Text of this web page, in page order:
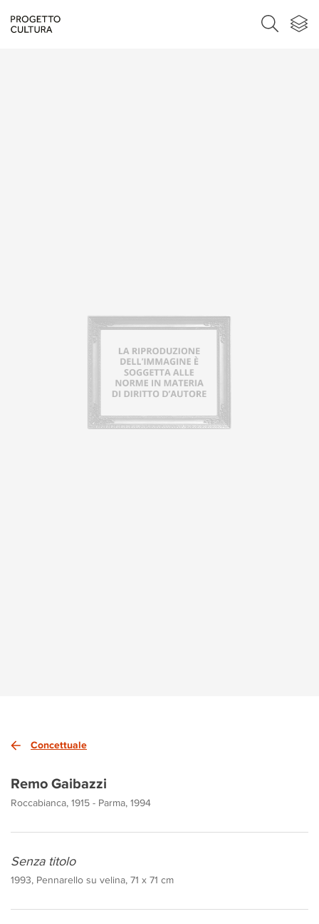
Concettuale
Remo Gaibazzi
Roccabianca, 1915 - Parma, 1994
Senza titolo
1993, Pennarello su velina, 71 x 71 cm